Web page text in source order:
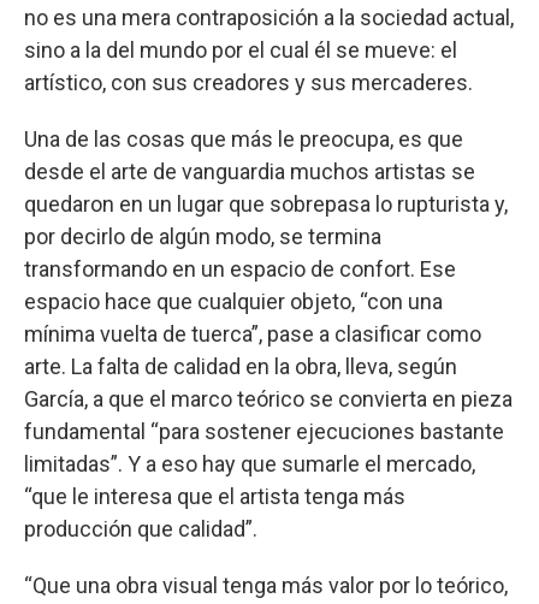
no es una mera contraposición a la sociedad actual,
sino a la del mundo por el cual él se mueve: el
artístico, con sus creadores y sus mercaderes.
Una de las cosas que más le preocupa, es que
desde el arte de vanguardia muchos artistas se
quedaron en un lugar que sobrepasa lo rupturista y,
por decirlo de algún modo, se termina
transformando en un espacio de confort. Ese
espacio hace que cualquier objeto, “con una
mínima vuelta de tuerca”, pase a clasificar como
arte. La falta de calidad en la obra, lleva, según
García, a que el marco teórico se convierta en pieza
fundamental “para sostener ejecuciones bastante
limitadas”. Y a eso hay que sumarle el mercado,
“que le interesa que el artista tenga más
producción que calidad”.
“Que una obra visual tenga más valor por lo teórico,